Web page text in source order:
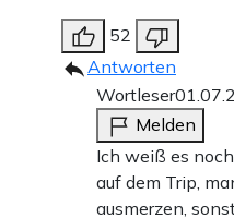
52
Antworten
Wortleser
Melden
Ich weiß es
auf dem Trip,
ausmerzen,